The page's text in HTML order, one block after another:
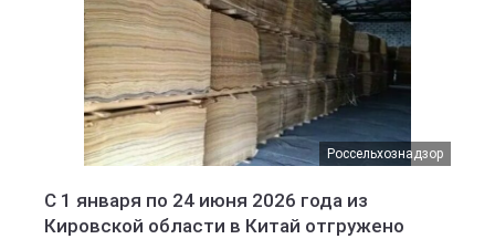
Россельхознадзор
С 1 января по 24 июня 2026 года из
Кировской области в Китай отгружено